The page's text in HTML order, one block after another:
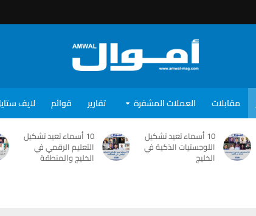
مقابلات العملات المشفرة تقارير قوائم لايف
10 أسماء تعيد تشكيل
اللوجستيات الذكية في
الخليج
10 أسماء تعيد تشكيل
التعليم الرقمي في
الخليج والمنطقة